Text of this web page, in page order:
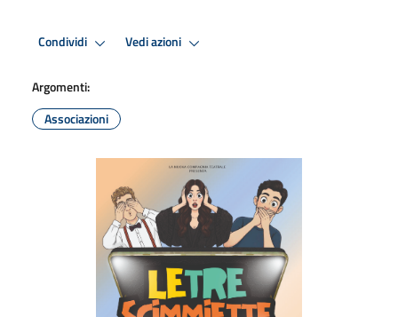
Condividi Vedi azioni
Argomenti:
Associazioni